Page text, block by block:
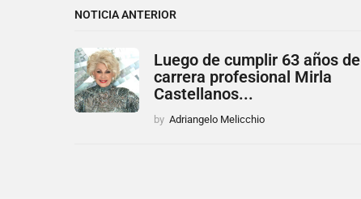
NOTICIA ANTERIOR
Luego de cumplir 63 años de
carrera profesional Mirla
Castellanos...
by Adriangelo Melicchio